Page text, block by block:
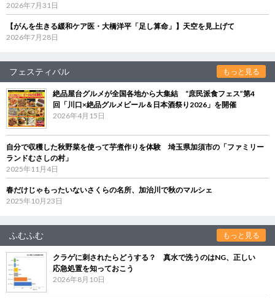
2026年7月31日
【がんを生きる緩和ケア医・大橋洋平「足し算命」】天空を見上げて
2026年7月28日
フェスティバル もっと見る
絶品屋台グルメが全国各地から大集結 “庶民派食フェス”第4
回「川口×絶品グルメビール＆日本酒祭り2026」を開催
2026年4月15日
自分で収穫した秋野菜を使って芋煮作りを体験 埼玉県加須市の「ファミリー
ランドむさしの村」
2025年11月4日
春だけじゃもったいないさくらの名所、加治川で秋のマルシェ
2025年10月23日
ふむふむ もっと見る
クラゲに刺されたらどうする？ 真水で洗うのはNG、正しい
応急処置を知っておこう
2026年8月10日